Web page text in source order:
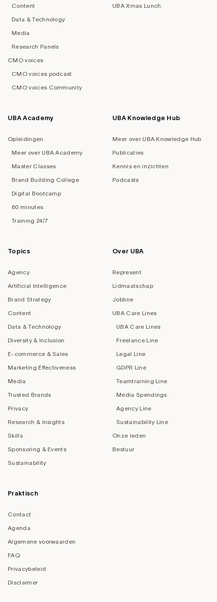
Content
Data & Technology
Media
Research Panels
CMO voices
CMO voices podcast
CMO voices Community
UBA Xmas Lunch
UBA Academy
Opleidingen
Meer over UBA Academy
Master Classes
Brand Building College
Digital Bootcamp
60 minutes
Training 24/7
UBA Knowledge Hub
Meer over UBA Knowledge Hub
Publicaties
Kennis en inzichten
Podcasts
Topics
Agency
Artificial Intelligence
Brand Strategy
Content
Data & Technology
Diversity & Inclusion
E-commerce & Sales
Marketing Effectiveness
Media
Trusted Brands
Privacy
Research & Insights
Skills
Sponsoring & Events
Sustainability
Over UBA
Represent
Lidmaatschap
Jobline
UBA Care Lines
UBA Care Lines
Freelance Line
Legal Line
GDPR Line
Teamtraining Line
Media Spendings
Agency Line
Sustainability Line
Onze leden
Bestuur
Praktisch
Contact
Agenda
Algemene voorwaarden
FAQ
Privacybeleid
Disclaimer